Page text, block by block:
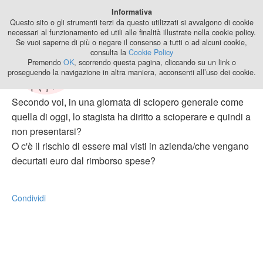
2024
Stage & sciopero
15 anni, 3 mesi fa di sallie
Secondo voi, in una giornata di sciopero generale come
quella di oggi, lo stagista ha diritto a scioperare e quindi a
non presentarsi?
O c'è il rischio di essere mal visti in azienda/che vengano
decurtati euro dal rimborso spese?
Condividi
Informativa
Questo sito o gli strumenti terzi da questo utilizzati si avvalgono di cookie
necessari al funzionamento ed utili alle finalità illustrate nella cookie policy.
Se vuoi saperne di più o negare il consenso a tutti o ad alcuni cookie,
consulta la Cookie Policy
Premendo OK, scorrendo questa pagina, cliccando su un link o
proseguendo la navigazione in altra maniera, acconsenti all’uso dei cookie.